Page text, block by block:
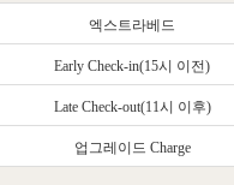
엑스트라베드
Early Check-in(15시 이전)
Late Check-out(11시 이후)
업그레이드 Charge